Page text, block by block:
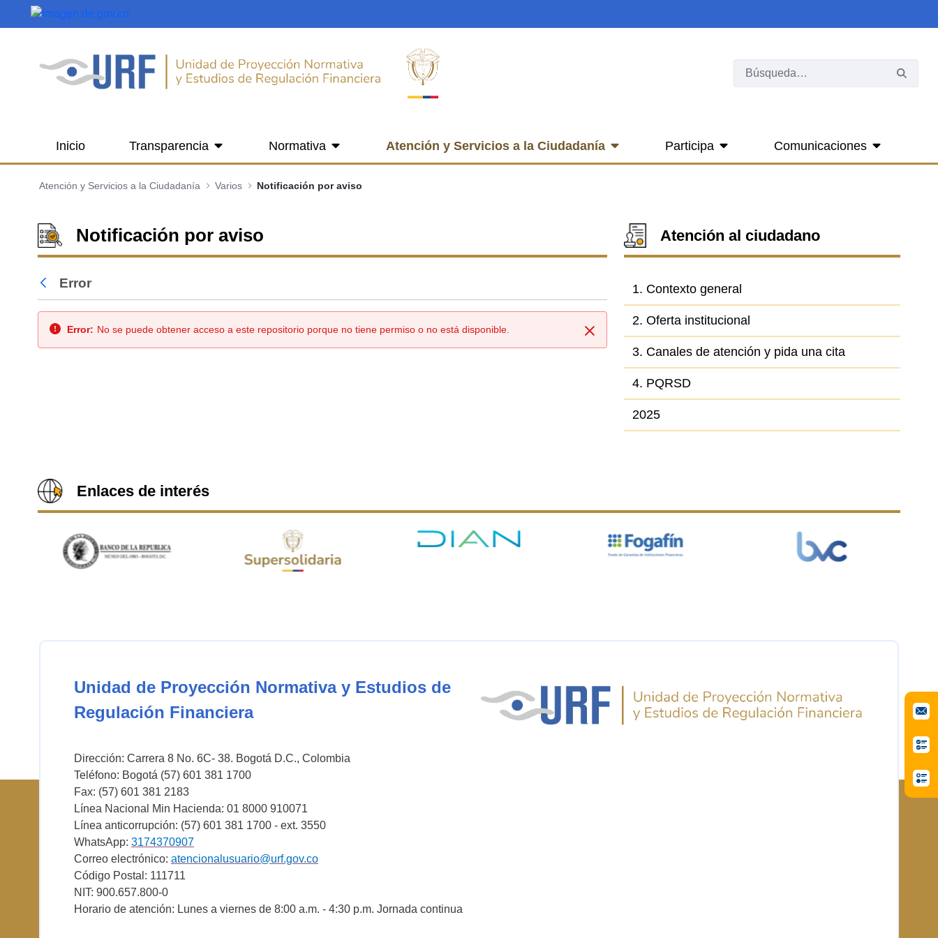
Saltar al contenido principal
Inicio Transparencia Normativa Atención y Servicios a la Ciudadanía Participa Comunicaciones
Atención y Servicios a la Ciudadanía Varios Notificación por aviso
Notificación por aviso
Atrás
Error
Cerrar
Error: No se puede obtener acceso a este repositorio porque no tiene permiso o no está disponible.
Atención al ciudadano
1. Contexto general
2. Oferta institucional
3. Canales de atención y pida una cita
4. PQRSD
2025
Enlaces de interés
Unidad de Proyección Normativa y Estudios de
Regulación Financiera
Dirección: Carrera 8 No. 6C- 38. Bogotá D.C., Colombia
Teléfono: Bogotá (57) 601 381 1700
Fax: (57) 601 381 2183
Línea Nacional Min Hacienda: 01 8000 910071
Línea anticorrupción: (57) 601 381 1700 - ext. 3550
WhatsApp: 3174370907
Correo electrónico: atencionalusuario@urf.gov.co
Código Postal: 111711
NIT: 900.657.800-0
Horario de atención: Lunes a viernes de 8:00 a.m. - 4:30 p.m. Jornada continua